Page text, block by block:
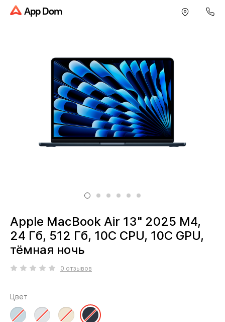
App Dom
Apple MacBook Air 13" 2025 M4,
24 Гб, 512 Гб, 10C CPU, 10C GPU,
тёмная ночь
0 отзывов
Цвет